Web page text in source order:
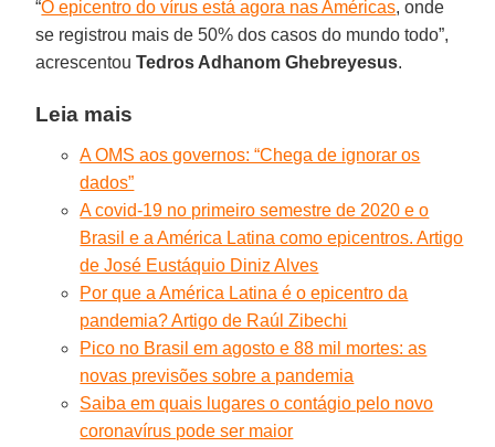
“O epicentro do vírus está agora nas Américas, onde
se registrou mais de 50% dos casos do mundo todo”,
acrescentouTedros Adhanom Ghebreyesus.
Leia mais
A OMS aos governos: “Chega de ignorar os
dados”
A covid-19 no primeiro semestre de 2020 e o
Brasil e a América Latina como epicentros. Artigo
de José Eustáquio Diniz Alves
Por que a América Latina é o epicentro da
pandemia? Artigo de Raúl Zibechi
Pico no Brasil em agosto e 88 mil mortes: as
novas previsões sobre a pandemia
Saiba em quais lugares o contágio pelo novo
coronavírus pode ser maior